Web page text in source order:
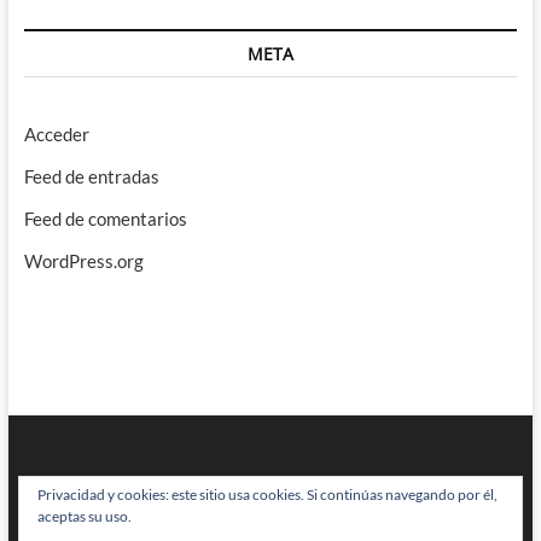
META
Acceder
Feed de entradas
Feed de comentarios
WordPress.org
Privacidad y cookies: este sitio usa cookies. Si continúas navegando por él,
aceptas su uso.